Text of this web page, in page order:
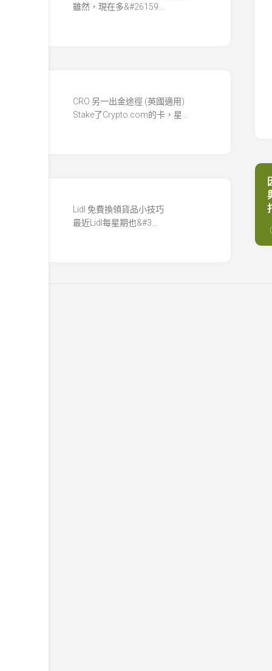
雖然，現在多&#26159...
CRO 另一出金途徑 (英國適用)
Stake了Crypto.com的卡，星...
Lidl 免費換領貨品小技巧
最近Lidl每星期也&#3...